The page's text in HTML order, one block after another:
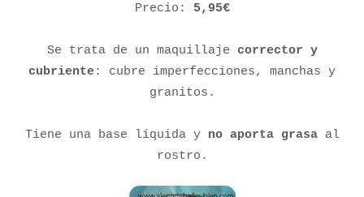
Precio: 5,95€
Se trata de un maquillaje corrector y
cubriente: cubre imperfecciones, manchas y
granitos.
Tiene una base líquida y no aporta grasaal
rostro.